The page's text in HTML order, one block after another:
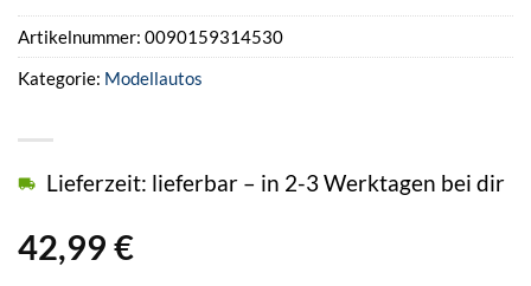
42,99 €
Lieferzeit: lieferbar – in 2-3 Werktagen bei dir
Artikelnummer: 0090159314530
Kategorie: Modellautos